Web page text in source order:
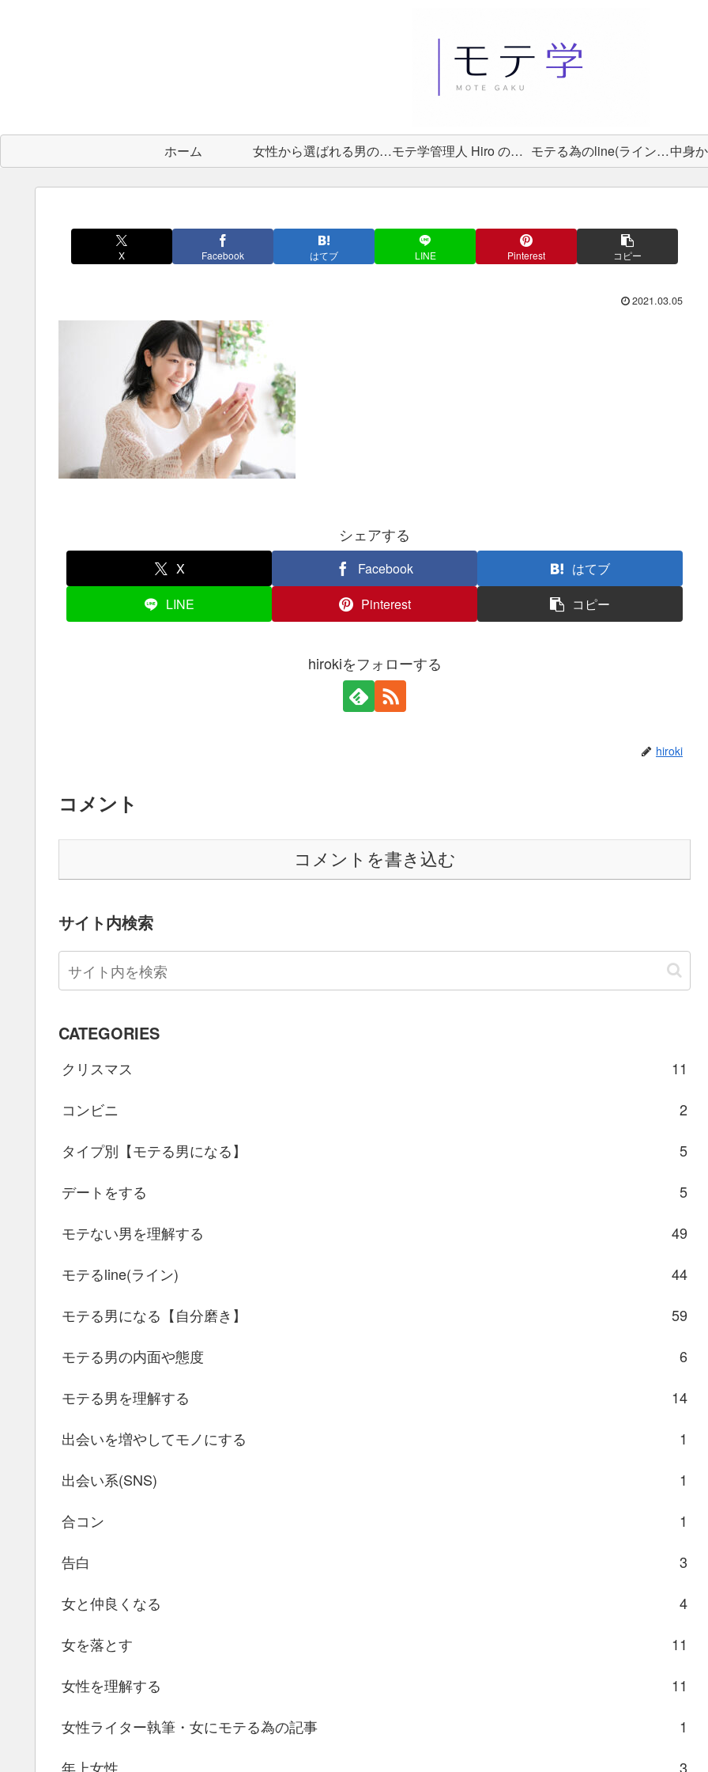
ホーム 女性から選ばれる男の教科書 モテ学管理人 Hiro のプロフィール モテる為のline(ライン)術
X Facebook はてブ LINE Pinterest コピー
2021.03.05
シェアする
X Facebook
はてブ
LINE
Pinterest コピー
hirokiをフォローする
hiroki
コメント
コメントを書き込む
サイト内検索
CATEGORIES
クリスマス
11
コンビニ
2
タイプ別【モテる男になる】
5
デートをする
5
モテない男を理解する
49
モテるline(ライン)
44
モテる男になる【自分磨き】
59
モテる男の内面や態度
6
モテる男を理解する
14
出会いを増やしてモノにする
1
出会い系(SNS)
1
合コン
1
告白
3
女と仲良くなる
4
女を落とす
11
女性を理解する
11
女性ライター執筆・女にモテる為の記事
1
年上女性
3